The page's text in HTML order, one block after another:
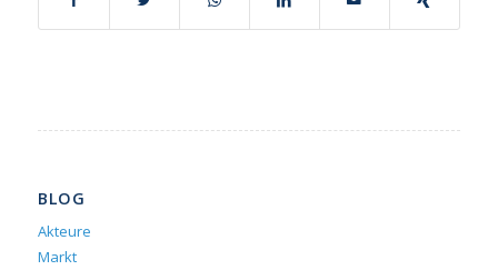
BLOG
Akteure
Markt